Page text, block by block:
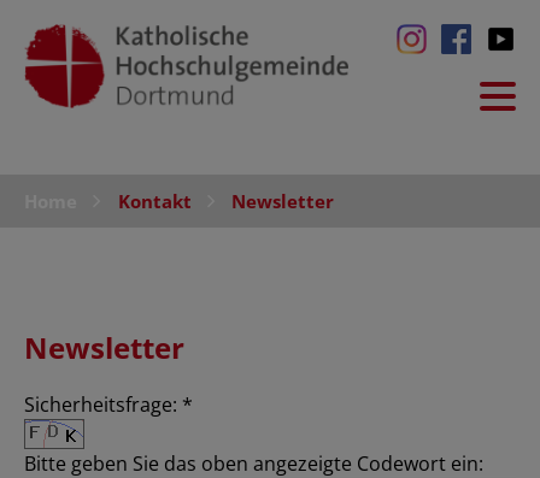
Kontakt Newsletter
Newsletter
Sicherheitsfrage: *
Bitte geben Sie das oben angezeigte Codewort ein: